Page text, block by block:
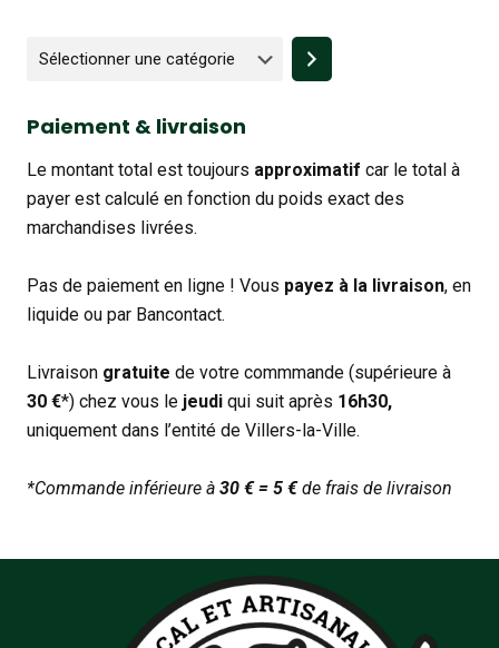
Sélectionner
une
Paiement & livraison
Le montant total est toujours approximatif car le total à
payer est calculé en fonction du poids exact des
marchandises livrées.
Pas de paiement en ligne ! Vous payez à la livraison, en
liquide ou par Bancontact.
Livraison gratuite de votre commmande (supérieure à
30 €*) chez vous le jeudi qui suit après 16h30,
uniquement dans l’entité de Villers-la-Ville.
*Commande inférieure à 30 € = 5 €de frais de livraison